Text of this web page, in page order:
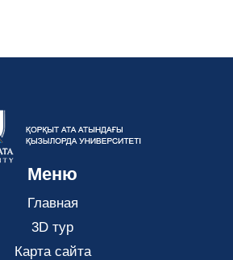
Меню
Главная
3D тур
Карта сайта